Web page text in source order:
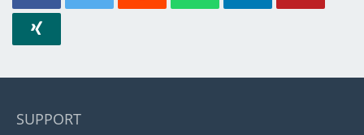
SUPPORT